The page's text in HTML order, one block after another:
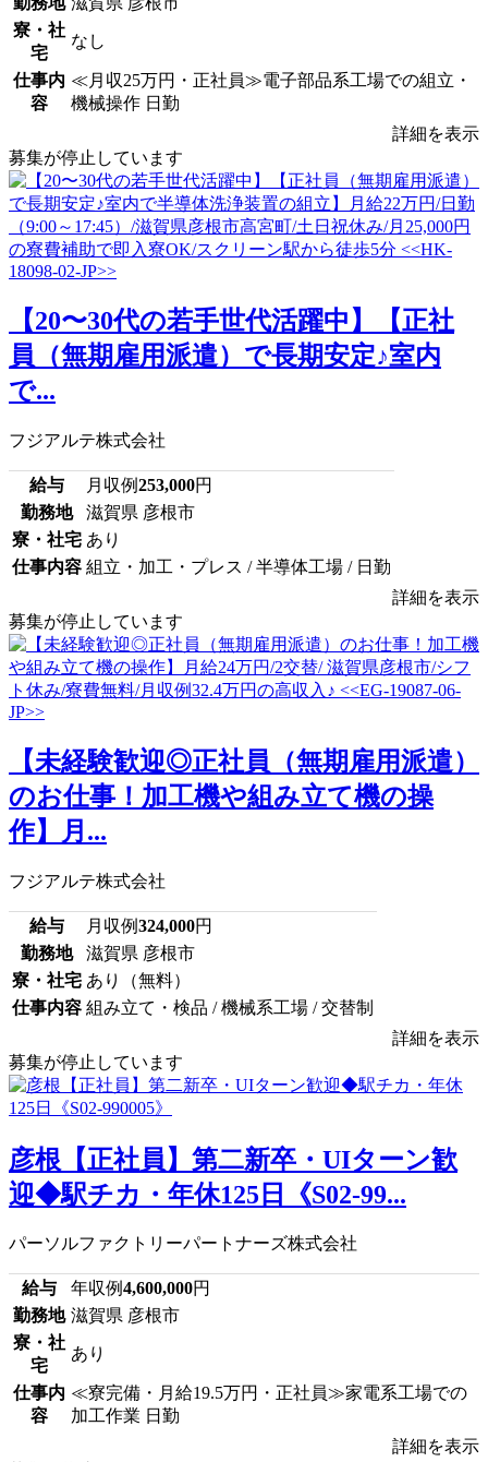
寮・社
宅
なし
仕事内
容
≪月収25万円・正社員≫電子部品系工場での組立・
機械操作 日勤
詳細を表示
募集が停止しています
【20〜30代の若手世代活躍中】【正社
員（無期雇用派遣）で長期安定♪室内
で...
フジアルテ株式会社
給与 月収例253,000円
勤務地
滋賀県 彦根市
寮・社宅 あり
仕事内容 組立・加工・プレス / 半導体工場 / 日勤
詳細を表示
募集が停止しています
【未経験歓迎◎正社員（無期雇用派遣）
のお仕事！加工機や組み立て機の操
作】月...
フジアルテ株式会社
給与 月収例324,000円
勤務地
滋賀県 彦根市
寮・社宅 あり（無料）
仕事内容 組み立て・検品 / 機械系工場 / 交替制
詳細を表示
募集が停止しています
彦根【正社員】第二新卒・UIターン歓
迎◆駅チカ・年休125日《S02-99...
パーソルファクトリーパートナーズ株式会社
給与 年収例4,600,000円
勤務地 滋賀県 彦根市
寮・社
宅
あり
仕事内
容
≪寮完備・月給19.5万円・正社員≫家電系工場での
加工作業 日勤
詳細を表示